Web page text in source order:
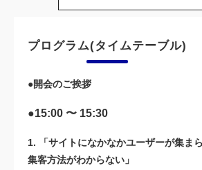
プログラム(タイムテーブル)
●開会のご挨拶
●15:00 〜 15:30
1. 「サイトになかなかユーザーが集ま
集客方法がわからない」